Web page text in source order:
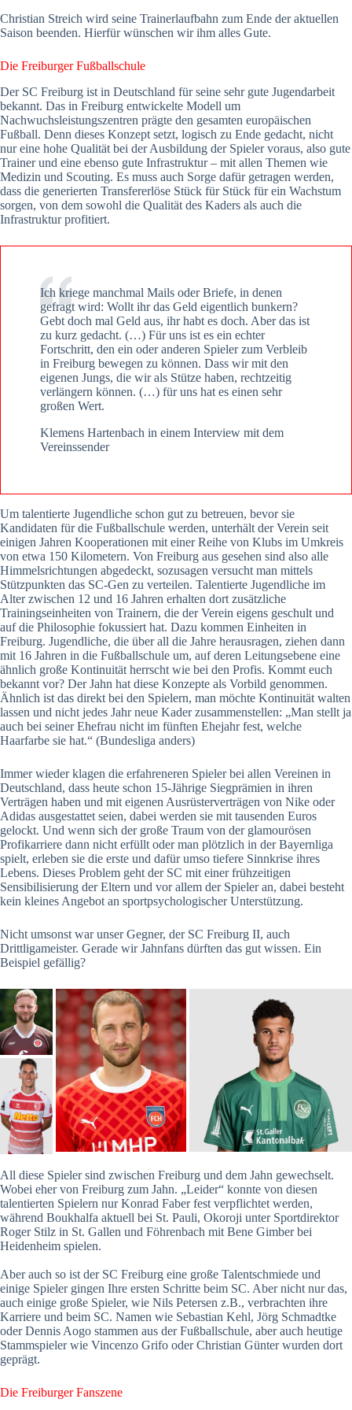
Christian Streich wird seine Trainerlaufbahn zum Ende der aktuellen
Saison beenden. Hierfür wünschen wir ihm alles Gute.
Die Freiburger Fußballschule
Der SC Freiburg ist in Deutschland für seine sehr gute Jugendarbeit
bekannt. Das in Freiburg entwickelte Modell um
Nachwuchsleistungszentren prägte den gesamten europäischen
Fußball. Denn dieses Konzept setzt, logisch zu Ende gedacht, nicht
nur eine hohe Qualität bei der Ausbildung der Spieler voraus, also gute
Trainer und eine ebenso gute Infrastruktur – mit allen Themen wie
Medizin und Scouting. Es muss auch Sorge dafür getragen werden,
dass die generierten Transfererlöse Stück für Stück für ein Wachstum
sorgen, von dem sowohl die Qualität des Kaders als auch die
Infrastruktur profitiert.
Ich kriege manchmal Mails oder Briefe, in denen
gefragt wird: Wollt ihr das Geld eigentlich bunkern?
Gebt doch mal Geld aus, ihr habt es doch. Aber das ist
zu kurz gedacht. (…) Für uns ist es ein echter
Fortschritt, den ein oder anderen Spieler zum Verbleib
in Freiburg bewegen zu können. Dass wir mit den
eigenen Jungs, die wir als Stütze haben, rechtzeitig
verlängern können. (…) für uns hat es einen sehr
großen Wert.
Klemens Hartenbach in einem Interview mit dem
Vereinssender
Um talentierte Jugendliche schon gut zu betreuen, bevor sie
Kandidaten für die Fußballschule werden, unterhält der Verein seit
einigen Jahren Kooperationen mit einer Reihe von Klubs im Umkreis
von etwa 150 Kilometern. Von Freiburg aus gesehen sind also alle
Himmelsrichtungen abgedeckt, sozusagen versucht man mittels
Stützpunkten das SC-Gen zu verteilen. Talentierte Jugendliche im
Alter zwischen 12 und 16 Jahren erhalten dort zusätzliche
Trainingseinheiten von Trainern, die der Verein eigens geschult und
auf die Philosophie fokussiert hat. Dazu kommen Einheiten in
Freiburg. Jugendliche, die über all die Jahre herausragen, ziehen dann
mit 16 Jahren in die Fußballschule um, auf deren Leitungsebene eine
ähnlich große Kontinuität herrscht wie bei den Profis. Kommt euch
bekannt vor? Der Jahn hat diese Konzepte als Vorbild genommen.
Ähnlich ist das direkt bei den Spielern, man möchte Kontinuität walten
lassen und nicht jedes Jahr neue Kader zusammenstellen: „Man stellt ja
auch bei seiner Ehefrau nicht im fünften Ehejahr fest, welche
Haarfarbe sie hat.“ (Bundesliga anders)
Immer wieder klagen die erfahreneren Spieler bei allen Vereinen in
Deutschland, dass heute schon 15-Jährige Siegprämien in ihren
Verträgen haben und mit eigenen Ausrüsterverträgen von Nike oder
Adidas ausgestattet seien, dabei werden sie mit tausenden Euros
gelockt. Und wenn sich der große Traum von der glamourösen
Profikarriere dann nicht erfüllt oder man plötzlich in der Bayernliga
spielt, erleben sie die erste und dafür umso tiefere Sinnkrise ihres
Lebens. Dieses Problem geht der SC mit einer frühzeitigen
Sensibilisierung der Eltern und vor allem der Spieler an, dabei besteht
kein kleines Angebot an sportpsychologischer Unterstützung.
Nicht umsonst war unser Gegner, der SC Freiburg II, auch
Drittligameister. Gerade wir Jahnfans dürften das gut wissen. Ein
Beispiel gefällig?
All diese Spieler sind zwischen Freiburg und dem Jahn gewechselt.
Wobei eher von Freiburg zum Jahn. „Leider“ konnte von diesen
talentierten Spielern nur Konrad Faber fest verpflichtet werden,
während Boukhalfa aktuell bei St. Pauli, Okoroji unter Sportdirektor
Roger Stilz in St. Gallen und Föhrenbach mit Bene Gimber bei
Heidenheim spielen.
Aber auch so ist der SC Freiburg eine große Talentschmiede und
einige Spieler gingen Ihre ersten Schritte beim SC. Aber nicht nur das,
auch einige große Spieler, wie Nils Petersen z.B., verbrachten ihre
Karriere und beim SC. Namen wie Sebastian Kehl, Jörg Schmadtke
oder Dennis Aogo stammen aus der Fußballschule, aber auch heutige
Stammspieler wie Vincenzo Grifo oder Christian Günter wurden dort
geprägt.
Die Freiburger Fanszene